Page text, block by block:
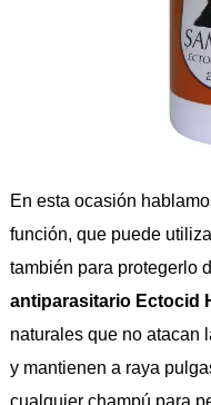
En esta ocasión
función, que puede
también para protegerlo
antiparasitario Ectocid
naturales que no atacan
y mantienen a raya